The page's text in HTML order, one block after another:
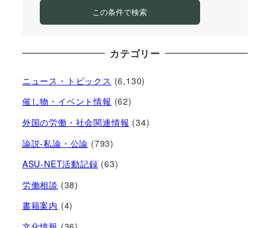
この条件で検索
カテゴリー
ニュース・トピックス (6,130)
催し物・イベント情報 (62)
外国の労働・社会関連情報 (34)
論説-私論・公論 (793)
ASU-NET活動記録 (63)
労働相談 (38)
書籍案内 (4)